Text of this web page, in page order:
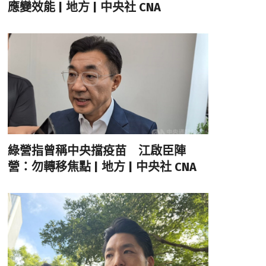
應變效能 | 地方 | 中央社 CNA
綠營指曾稱中央擋疫苗 江啟臣陣
營：勿轉移焦點 | 地方 | 中央社 CNA